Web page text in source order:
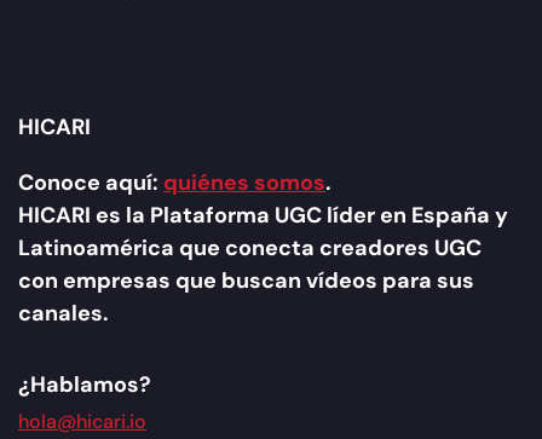
HICARI
Conoce aquí: quiénes somos.
HICARI es la Plataforma UGC líder en España y
Latinoamérica que conecta creadores UGC
con empresas que buscan vídeos para sus
canales.
¿Hablamos?
hola@hicari.io